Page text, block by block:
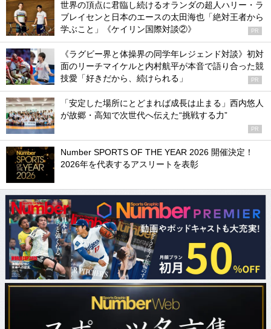
世界の頂点に君臨し続けるオランダの超人ハリー・ラ
ブレイセンと日本のエースの太田海也「絶対王者から
学ぶこと」《ケイリン国際対談②》
PR
《ラグビー界と体操界の同学年レジェンド対談》初対
面のリーチマイケルと内村航平が本音で語り合った競
技愛「好きだから、続けられる」
PR
「安定した場所にとどまれば成長は止まる」西内悠人
が故郷・高知で次世代へ伝えた“挑戦する力”
PR
Number SPORTS OF THE YEAR 2026 開催決定！
2026年を代表するアスリートを表彰